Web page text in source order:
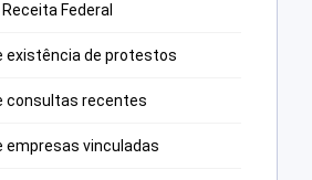
Federal
existência de protestos
consultas recentes
empresas vinculadas